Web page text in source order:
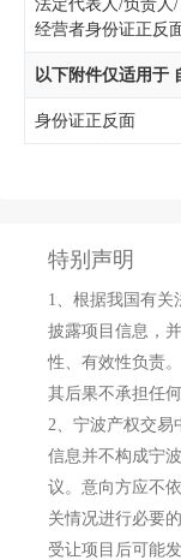
法定代表人/负责人/
经营者身份证正反
以下附件仅适用于
身份证正反面
特别声明
1、 根据我国有关
披露项目信息，
性、有效性负责
其后果不承担任
2、 宁波产权交易
信息并不构成宁
议。意向方应不
关情况进行必要
受让项目后可能